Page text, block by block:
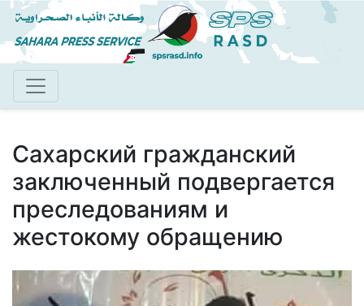
Перейти
к
основному
Сахарский гражданский
заключенный подвергается
преследованиям и
жестокому обращению